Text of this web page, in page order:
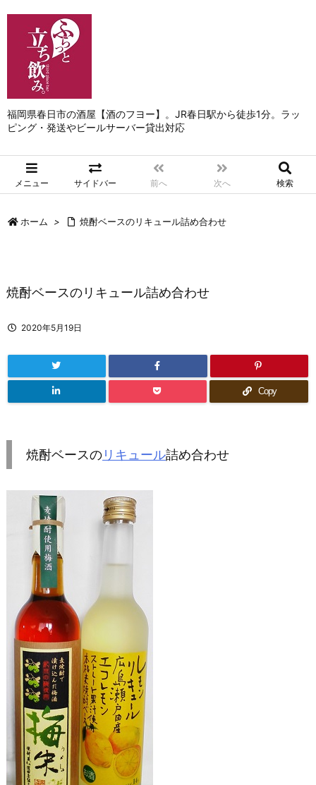
福岡県春日市の酒屋【酒のフヨー】。JR春日駅から徒歩1分。ラッ
ピング・発送やビールサーバー貸出対応
メニュー サイドバー 前へ 次へ 検索
ホーム > 焼酎ベースのリキュール詰め合わせ
焼酎ベースのリキュール詰め合わせ
2020年5月19日
Copy
焼酎ベースのリキュール詰め合わせ